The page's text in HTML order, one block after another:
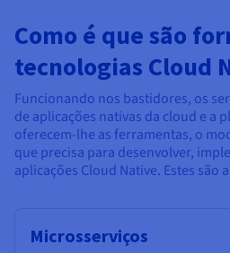
Como é que são
tecnologias Cloud
Funcionando nos bastidores, os
de aplicações nativas da cloud e a
oferecem-lhe as ferramentas, o
que precisa para desenvolver,
aplicações Cloud Native. Estes são
Microsserviços